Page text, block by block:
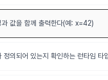
과 값을 함께 출력한다(예: x=42)
정의되어 있는지 확인하는 런타임 타